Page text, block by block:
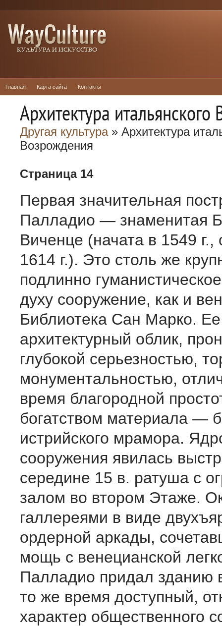
Главная Карта сайта Контакты
Архитектура
Другая культура» Архитектура
Возрождения
Страница 14
Первая значительная
Палладио — знаменитая
Виченце (начата в 1549 г.,
1614 г.). Это столь же
подлинно
духу сооружение, как и
Библиотека Сан Марко. Ее
архитектурный облик,
глубокой серьезностью,
монументальностью,
время благородной
богатством материала —
истрийского мрамора.
сооружения явилась
середине 15 в. ратуша с
залом во втором Этаже.
галлереями в виде
ордерной аркады,
мощь с венецианской
Палладио придал зданию
то же время доступный,
характер общественного